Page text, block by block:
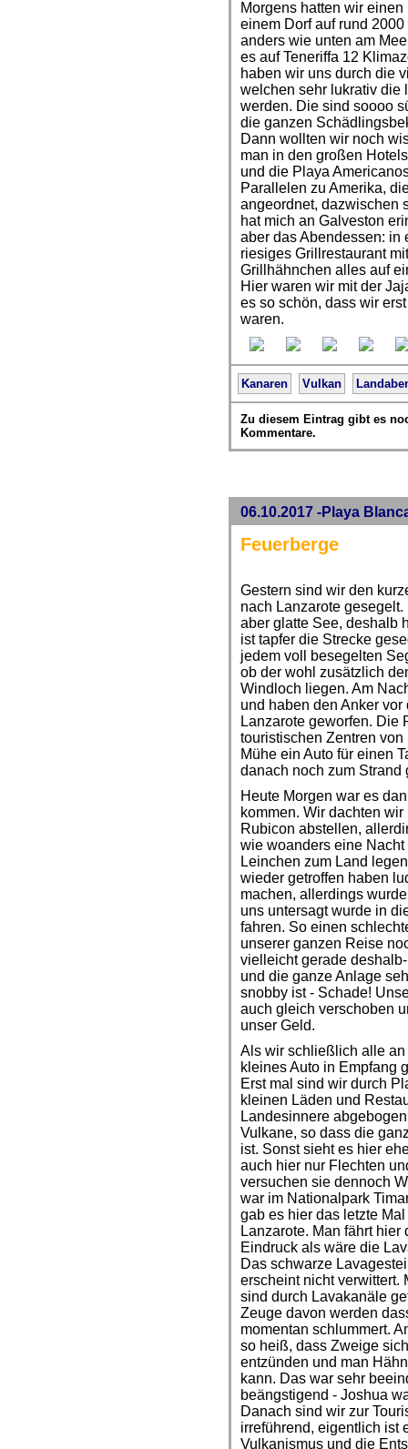
Morgens hatten wir
einem Dorf auf rund
anders wie unten am
es auf Teneriffa 12
haben wir uns durch die
welchen sehr lukrativ die
werden. Die sind soooo
die ganzen
Dann wollten wir noch
man in den großen
und die Playa
Parallelen zu Amerika,
angeordnet, dazwischen
hat mich an Galveston
aber das Abendessen: in
riesiges Grillrestaurant
Grillhähnchen alles auf
Hier waren wir mit der
es so schön, dass wir
waren.
Kanaren Vulkan
Zu diesem Eintrag gibt es
Kommentare.
06.10.2017 -Playa
Feuerberge
Gestern sind wir den
nach Lanzarote
aber glatte See, deshalb
ist tapfer die Strecke
jedem voll besegelten
ob der wohl zusätzlich
Windloch liegen. Am
und haben den Anker
Lanzarote geworfen. Die
touristischen Zentren
Mühe ein Auto für einen
danach noch zum Strand
Heute Morgen war es
kommen. Wir dachten
Rubicon abstellen,
wie woanders eine
Leinchen zum Land
wieder getroffen haben
machen, allerdings
uns untersagt wurde in
fahren. So einen
unserer ganzen Reise
vielleicht gerade
und die ganze Anlage
snobby ist - Schade!
auch gleich verschoben
unser Geld.
Als wir schließlich alle
kleines Auto in Empfang
Erst mal sind wir durch
kleinen Läden und
Landesinnere
Vulkane, so dass die
ist. Sonst sieht es hier
auch hier nur Flechten
versuchen sie dennoch
war im Nationalpark
gab es hier das letzte
Lanzarote. Man fährt
Eindruck als wäre die
Das schwarze
erscheint nicht verwittert.
sind durch Lavakanäle
Zeuge davon werden
momentan schlummert.
so heiß, dass Zweige
entzünden und man
kann. Das war sehr
beängstigend - Joshua
Danach sind wir zur
irreführend, eigentlich ist
Vulkanismus und die